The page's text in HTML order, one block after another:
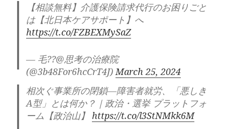
自己愛者7名の末路 : モラハラ人間の特
徴、老い、孤立、自滅、人が離れる理由な
ど、ナルシストの行く末を分析
— 毛🦀@思考の治療院
(@3b48For6hcCrT4J)March 31, 2024
別に買わなくても、
自己愛の知識は、ネットで、
【相談無料】介護保険請求代行のお困りごと
は【北日本ケアサポート】へ
https://t.co/FZBEXMySaZ
— 毛??@思考の治療院
(@3b48For6hcCrT4J) March 25, 2024
相次ぐ事業所の閉鎖―障害者就労、「悪しき
A型」とは何か？｜政治・選挙 プラットフォ
ーム【政治山】 https://t.co/l3StNMkk6M